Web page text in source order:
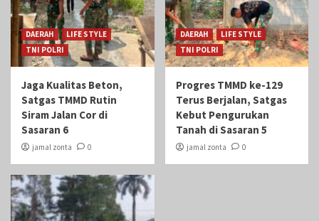
DAERAH
LIFE STYLE
TNI POLRI
Jaga Kualitas Beton,
Satgas TMMD Rutin
Siram Jalan Cor di
Sasaran 6
jamal zonta 0
DAERAH
LIFE STYLE
TNI POLRI
Progres TMMD ke-129
Terus Berjalan, Satgas
Kebut Pengurukan
Tanah di Sasaran 5
jamal zonta 0